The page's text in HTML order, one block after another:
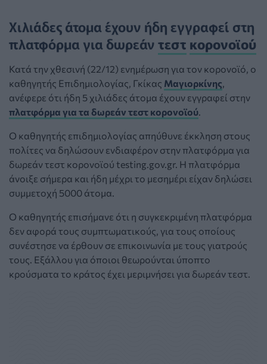
Χιλιάδες άτομα έχουν ήδη εγγραφεί στη
πλατφόρμα για δωρεάντεστ κορονοϊού
Κατά την χθεσινή (22/12) ενημέρωση για τον κορονοϊό, ο
καθηγητής Επιδημιολογίας, Γκίκας Μαγιορκίνης
ανέφερε ότι ήδη 5 χιλιάδες άτομα έχουν εγγραφεί στην
πλατφόρμα για τα δωρεάν τεστ κορονοϊού
Ο καθηγητής επιδημιολογίας απηύθυνε έκκληση στους
πολίτες να δηλώσουν ενδιαφέρον στην πλατφόρμα για
δωρεάν τεστ κορονοϊού testing.gov.gr. H πλατφόρμα
άνοιξε σήμερα και ήδη μέχρι το μεσημέρι είχαν δηλώσει
συμμετοχή 5000 άτομα.
Ο καθηγητής επισήμανε ότι η συγκεκριμένη πλατφόρμα
δεν αφορά τους συμπτωματικούς, για τους οποίους
συνέστησε να έρθουν σε επικοινωνία με τους γιατρούς
τους. Εξάλλου για όποιοι θεωρούνται ύποπτο
κρούσματα το κράτος έχει μεριμνήσει για δωρεάν τεστ.